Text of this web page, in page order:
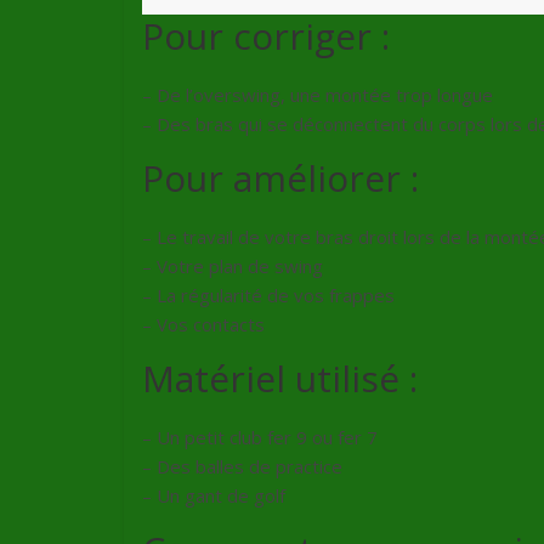
Pour corriger :
– De l’overswing, une montée trop longue
– Des bras qui se déconnectent du corps lors
Pour améliorer :
– Le travail de votre bras droit lors de la
– Votre plan de swing
– La régularité de vos frappes
– Vos contacts
Matériel utilisé :
– Un petit club fer 9 ou fer 7
– Des balles de practice
– Un gant de golf